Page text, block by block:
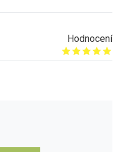
Hodnocení
Give it 1/5
Give it 2/5
Give it 3/5
Give it 4/5
Give it 5/5